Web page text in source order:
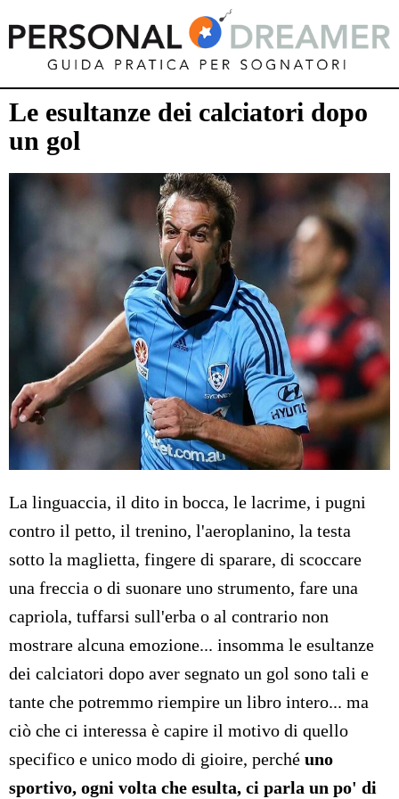
Le esultanze dei calciatori dopo
un gol
La linguaccia, il dito in bocca, le lacrime, i pugni
contro il petto, il trenino, l'aeroplanino, la testa
sotto la maglietta, fingere di sparare, di scoccare
una freccia o di suonare uno strumento, fare una
capriola, tuffarsi sull'erba o al contrario non
mostrare alcuna emozione... insomma le esultanze
dei calciatori dopo aver segnato un gol sono tali e
tante che potremmo riempire un libro intero... ma
ciò che ci interessa è capire il motivo di quello
specifico e unico modo di gioire, perché uno
sportivo, ogni volta che esulta, ci parla un po' di